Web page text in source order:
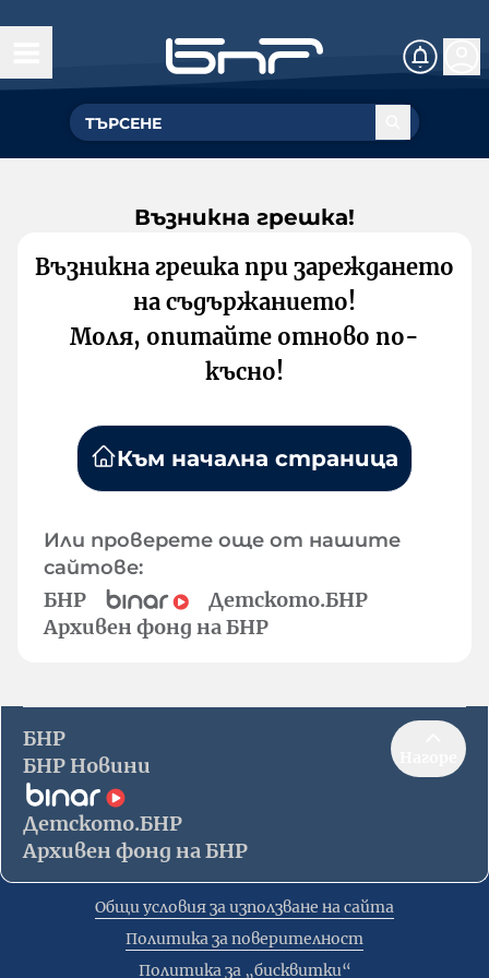
Възникна грешка!
Възникна грешка при зареждането
на съдържанието!
Моля, опитайте отново по-
късно!
Към начална страница
Или проверете още от нашите
сайтове:
БНР
Детското.БНР
Архивен фонд на БНР
БНР
БНР Новини
Детското.БНР
Архивен фонд на БНР
Общи условия за използване на сайта
Политика за поверителност
Политика за „бисквитки“